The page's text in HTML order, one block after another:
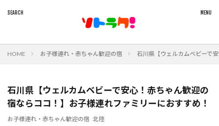
HOME お子様連れ・赤ちゃん歓迎の宿 石川県【ウェルカムベビーで
石川県【ウェルカムベビーで安心！赤ちゃん歓迎の
宿ならココ！】お子様連れファミリーにおすすめ！
お子様連れ・赤ちゃん歓迎の宿 北陸